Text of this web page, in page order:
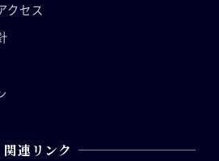
クセス
関連リンク